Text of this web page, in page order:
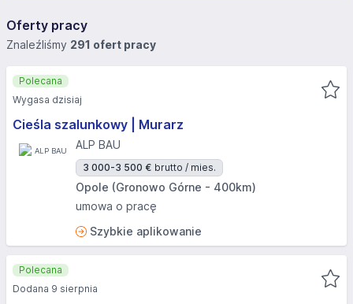
Oferty pracy
Znaleźliśmy 291 ofert pracy
Cieśla szalunkowy | Murarz
ALP BAU
3 000-3 500 € brutto / mies.
Opole (Gronowo Górne - 400km)
umowa o pracę
Szybkie aplikowanie
Polecana
Wygasa dzisiaj
Polecana
Dodana 9 sierpnia